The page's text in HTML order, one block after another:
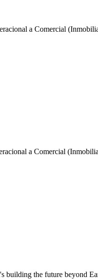
a Comercial
a Comercial
the future beyond